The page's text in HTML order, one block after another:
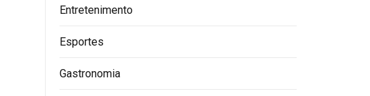
Entretenimento
Esportes
Gastronomia